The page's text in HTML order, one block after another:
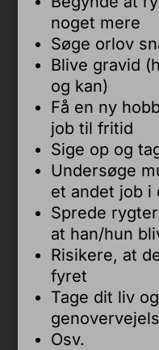
noget mere
Søge orlov
Blive gravid
og kan)
Få en ny
job til fritid
Sige op og
Undersøge
et andet job i
Sprede
at han/hun
Risikere, at
fyret
Tage dit liv
Osv.